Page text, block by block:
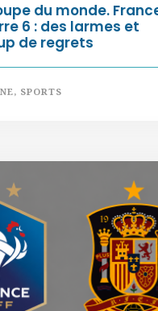
du monde.
6 : des larmes et
de regrets
, SPORTS